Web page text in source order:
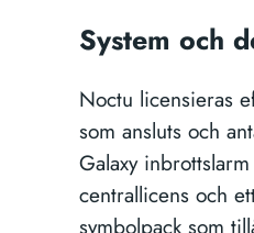
System och
Noctu licensieras
som ansluts och
Galaxy
centrallicens och
symbolpack som